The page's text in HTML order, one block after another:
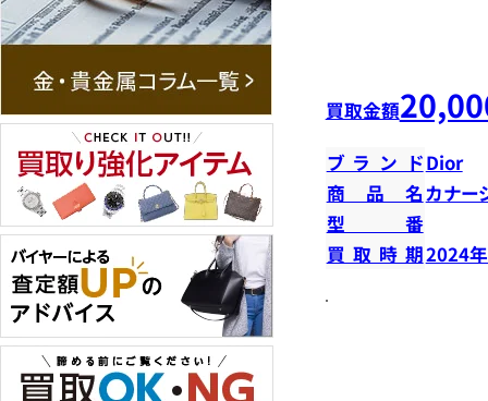
買取金額
ブランドDior
商品名 カナー
型番
買取時期2024